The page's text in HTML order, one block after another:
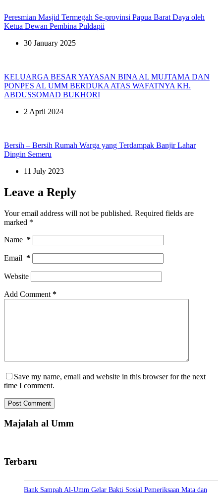
Peresmian Masjid Termegah Se-provinsi Papua Barat Daya oleh
Ketua Dewan Pembina Puldapii
30 January 2025
KELUARGA BESAR YAYASAN BINA AL MUJTAMA DAN
PONPES AL UMM BERDUKA ATAS WAFATNYA KH.
ABDUSSOMAD BUKHORI
2 April 2024
Bersih – Bersih Rumah Warga yang Terdampak Banjir Lahar
Dingin Semeru
11 July 2023
Leave a Reply
Your email address will not be published. Required fields are
marked *
Name *
Email *
Website
Add Comment *
Save my name, email and website in this browser for the next
time I comment.
Post Comment
Majalah al Umm
Terbaru
Bank Sampah Al-Umm Gelar Bakti Sosial Pemeriksaan Mata dan